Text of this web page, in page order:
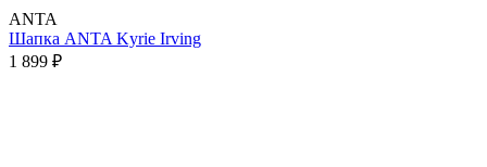
ANTA
Шапка ANTA Kyrie Irving
1 899 ₽